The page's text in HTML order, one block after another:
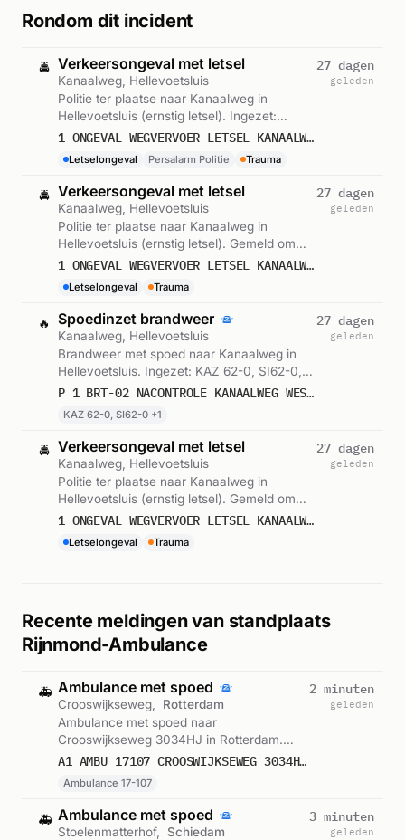
Rondom dit incident
🚔 Verkeersongeval met letsel
Kanaalweg, Hellevoetsluis
Politie ter plaatse naar Kanaalweg in
Hellevoetsluis (ernstig letsel). Ingezet:
Persalarm Politie. Gemeld om 06:25.
1 ONGEVAL WEGVERVOER LETSEL KANAALWEG WESTZIJDE HELLEVOETSLUIS ICNUM 411381
Letselongeval Persalarm Politie Trauma
27 dagen
geleden
🚔 Verkeersongeval met letsel
Kanaalweg, Hellevoetsluis
Politie ter plaatse naar Kanaalweg in
Hellevoetsluis (ernstig letsel). Gemeld om
06:32.
1 ONGEVAL WEGVERVOER LETSEL KANAALWEG WESTZIJDE HELLEVOETSLUIS ICNUM 411381
Letselongeval Trauma
27 dagen
geleden
🔥 Spoedinzet brandweer
Kanaalweg, Hellevoetsluis
Brandweer met spoed naar Kanaalweg in
Hellevoetsluis. Ingezet: KAZ 62-0, SI62-0,
Lichtkrant MKB. Gemeld om 06:41.
P 1 BRT-02 NACONTROLE KANAALWEG WESTZIJDE HELLEVOETSLUIS 172561
KAZ 62-0, SI62-0 +1
27 dagen
geleden
🚔 Verkeersongeval met letsel
Kanaalweg, Hellevoetsluis
Politie ter plaatse naar Kanaalweg in
Hellevoetsluis (ernstig letsel). Gemeld om
06:41.
1 ONGEVAL WEGVERVOER LETSEL KANAALWEG WESTZIJDE HELLEVOETSLUIS ICNUM 411381
Letselongeval Trauma
27 dagen
geleden
Recente meldingen van standplaats
Rijnmond-Ambulance
🚑 Ambulance met spoed
Crooswijkseweg,
Rotterdam
Ambulance met spoed naar
Crooswijkseweg 3034HJ in Rotterdam.
Ingezet: Ambulance 17-107. Gemeld om
A1 AMBU 17107 CROOSWIJKSEWEG 3034HJ ROTTERDAM ROTTDM BON 123275
Ambulance 17-107
2 minuten
geleden
🚑 Ambulance met spoed
Stoelenmatterhof,
Schiedam
3 minuten
geleden